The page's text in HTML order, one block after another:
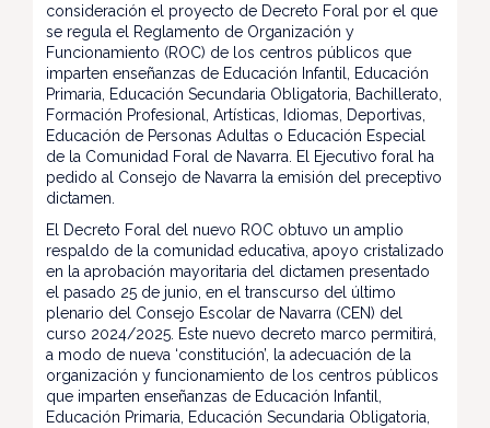
consideración el proyecto de Decreto Foral por el que
se regula el Reglamento de Organización y
Funcionamiento (ROC) de los centros públicos que
imparten enseñanzas de Educación Infantil, Educación
Primaria, Educación Secundaria Obligatoria, Bachillerato,
Formación Profesional, Artísticas, Idiomas, Deportivas,
Educación de Personas Adultas o Educación Especial
de la Comunidad Foral de Navarra. El Ejecutivo foral ha
pedido al Consejo de Navarra la emisión del preceptivo
dictamen.
El Decreto Foral del nuevo ROC obtuvo un amplio
respaldo de la comunidad educativa, apoyo cristalizado
en la aprobación mayoritaria del dictamen presentado
el pasado 25 de junio, en el transcurso del último
plenario del Consejo Escolar de Navarra (CEN) del
curso 2024/2025. Este nuevo decreto marco permitirá,
a modo de nueva ‘constitución’, la adecuación de la
organización y funcionamiento de los centros públicos
que imparten enseñanzas de Educación Infantil,
Educación Primaria, Educación Secundaria Obligatoria,